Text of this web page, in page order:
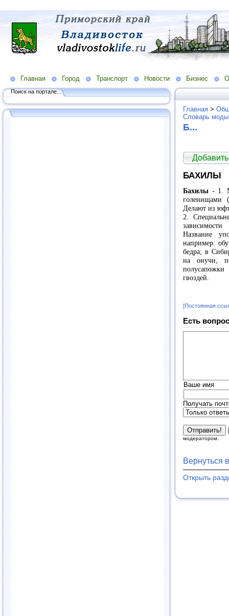
Главная Город Транспорт Новости Бизнес
Поиск на портале...
Главная >
Словарь
Б...
БАХИЛЫ
Бахилы - 1.
голенищами
Делают из
2.
Название
например:
бедра; в
на онучи,
гвоздей.
[Постоянная
Есть
Ваше имя
Получать
модератором.
Вернуться
Открыть